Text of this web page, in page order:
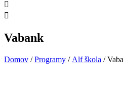
Vabank
Domov /Programy / Alf škola /